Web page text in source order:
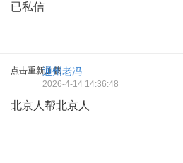
已私信
点击重新加载通州老冯
2026-4-14 14:36:48
北京人帮北京人